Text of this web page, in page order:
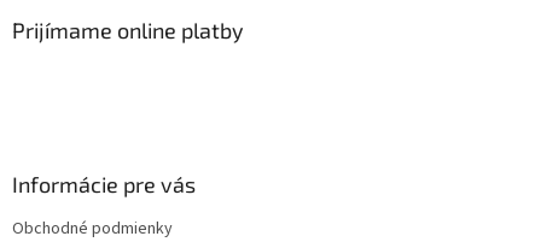
Prijímame online platby
Informácie pre vás
Obchodné podmienky